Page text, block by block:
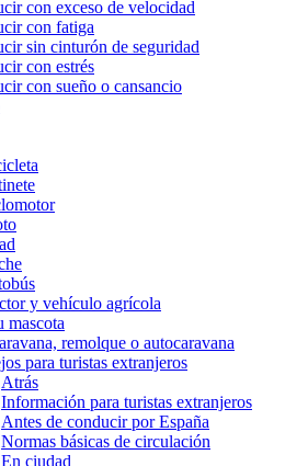
con exceso de velocidad
con fatiga
sin cinturón de seguridad
con estrés
con sueño o cansancio
y vehículo agrícola
mascota
remolque o autocaravana
para turistas extranjeros
Atrás
Información para turistas extranjeros
Antes de conducir por España
Normas básicas de circulación
En ciudad